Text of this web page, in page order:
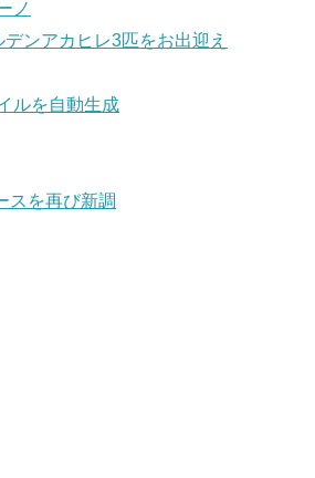
ノ
ンアカヒレ3匹をお出迎え
ルを自動生成
スを再び新調